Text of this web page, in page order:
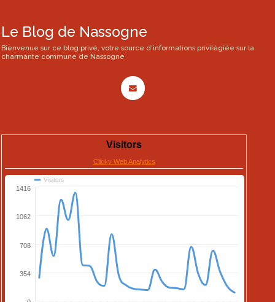
Le Blog de Nassogne
Bienvenue sur ce blog privé, votre source d'informations privilégiée sur la
charmante commune de Nassogne